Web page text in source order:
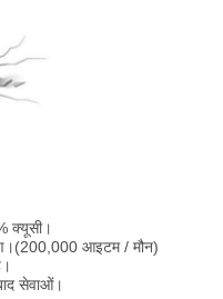
क्यूसी।
आइटम / मौन)
सेवाओं।